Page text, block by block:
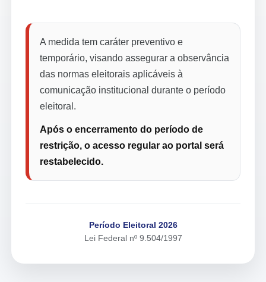
A medida tem caráter preventivo e
temporário, visando assegurar a observância
das normas eleitorais aplicáveis à
comunicação institucional durante o período
eleitoral.
Após o encerramento do período de
restrição, o acesso regular ao portal será
restabelecido.
Período Eleitoral 2026
Lei Federal nº 9.504/1997